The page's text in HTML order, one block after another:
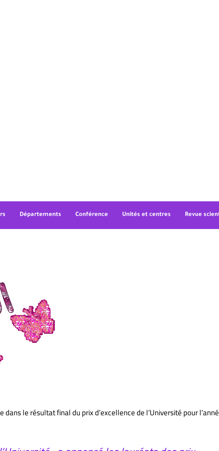
Départements Conférence Unités et centres Revue
le résultat final du prix d’excellence de l’Université pour